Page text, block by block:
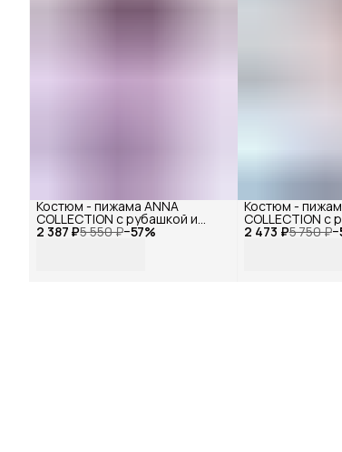
2 387 ₽5 550 ₽−57%
Костюм - пижама ANNA
COLLECTION с рубашкой и
штанами из муслина (100% 2 473 ₽5 750 ₽−
Костюм -
COLLECTION с
штанами из